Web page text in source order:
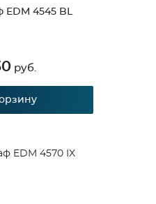
4545 BL
руб.